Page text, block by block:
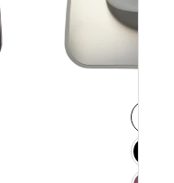
Colore